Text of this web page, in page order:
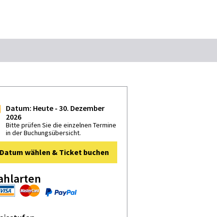
Suchbegriff
Das könnte Sie interessieren
Stadtführungen
Ausflugsziele
Wein
Datum: Heute - 30. Dezember
2026
Bitte prüfen Sie die einzelnen Termine
in der Buchungsübersicht.
Datum wählen & Ticket buchen